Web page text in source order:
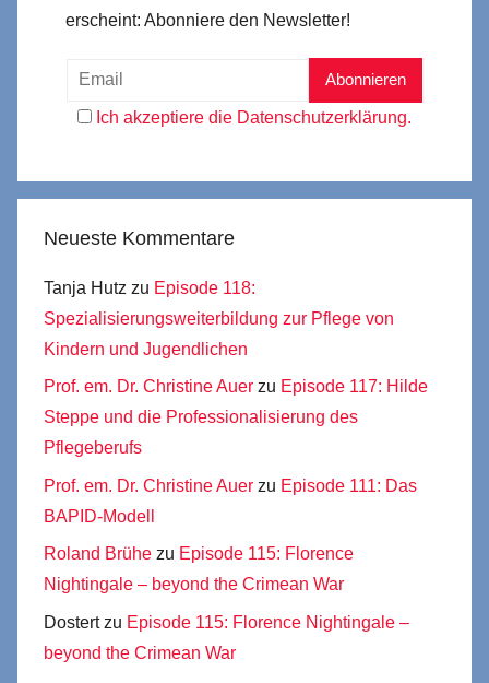
erscheint: Abonniere den Newsletter!
Ich akzeptiere die Datenschutzerklärung.
Neueste Kommentare
Tanja Hutz zu Episode 118:
Spezialisierungsweiterbildung zur Pflege von
Kindern und Jugendlichen
Prof. em. Dr. Christine Auer zu Episode 117: Hilde
Steppe und die Professionalisierung des
Pflegeberufs
Prof. em. Dr. Christine Auer zu Episode 111: Das
BAPID-Modell
Roland Brühe zu Episode 115: Florence
Nightingale – beyond the Crimean War
Dostertzu Episode 115: Florence Nightingale –
beyond the Crimean War